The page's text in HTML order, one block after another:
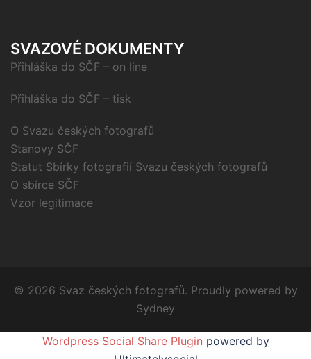
SVAZOVÉ DOKUMENTY
Přihláška do SČF – on line
Přihláška do SČF – tisk
O Svazu českých fotografů
Stanovy SČF
Statut Sbírky fotografií Svazu českých fotografů
O sbírce SČF
Vzor legitimace
© 2026 Svaz českých fotografů. Proudly powered by
Sydney
Wordpress Social Share Plugin powered by